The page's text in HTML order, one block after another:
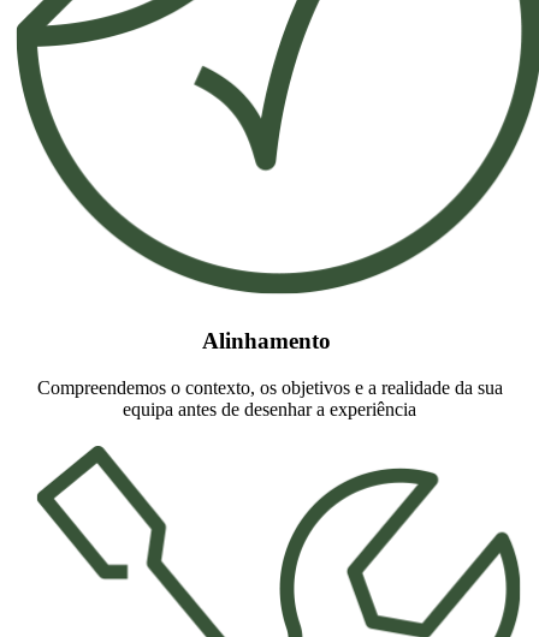
Alinhamento
Compreendemos o contexto, os objetivos e a realidade da sua
equipa antes de desenhar a experiência